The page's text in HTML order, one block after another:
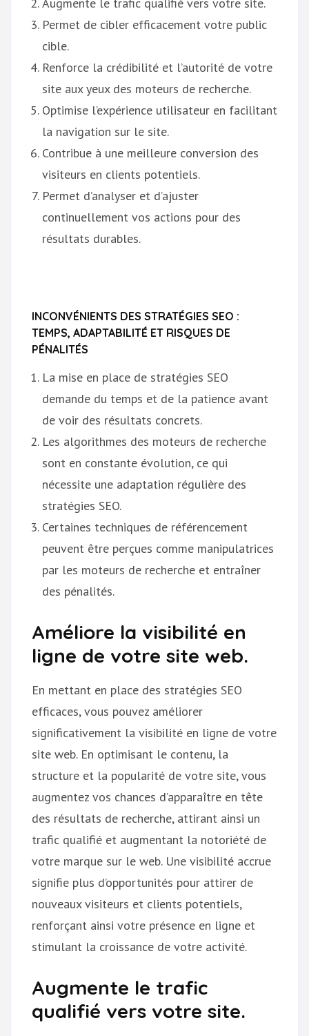
Permet de cibler efficacement votre public
cible.
Renforce la crédibilité et l’autorité de votre
site aux yeux des moteurs de recherche.
Optimise l’expérience utilisateur en facilitant
la navigation sur le site.
Contribue à une meilleure conversion des
visiteurs en clients potentiels.
Permet d’analyser et d’ajuster
continuellement vos actions pour des
résultats durables.
INCONVÉNIENTS DES STRATÉGIES SEO :
TEMPS, ADAPTABILITÉ ET RISQUES DE
PÉNALITÉS
La mise en place de stratégies SEO
demande du temps et de la patience avant
de voir des résultats concrets.
Les algorithmes des moteurs de recherche
sont en constante évolution, ce qui
nécessite une adaptation régulière des
stratégies SEO.
Certaines techniques de référencement
peuvent être perçues comme manipulatrices
par les moteurs de recherche et entraîner
des pénalités.
Améliore la visibilité en
ligne de votre site web.
En mettant en place des stratégies SEO
efficaces, vous pouvez améliorer
significativement la visibilité en ligne de votre
site web. En optimisant le contenu, la
structure et la popularité de votre site, vous
augmentez vos chances d’apparaître en tête
des résultats de recherche, attirant ainsi un
trafic qualifié et augmentant la notoriété de
votre marque sur le web. Une visibilité accrue
signifie plus d’opportunités pour attirer de
nouveaux visiteurs et clients potentiels,
renforçant ainsi votre présence en ligne et
stimulant la croissance de votre activité.
Augmente le trafic
qualifié vers votre site.